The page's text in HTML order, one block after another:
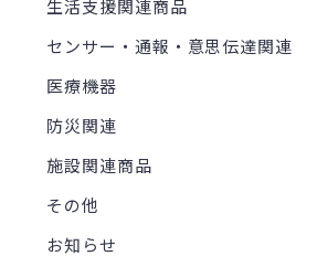
生活支援関連商品
センサー・通報・意思伝達関連
医療機器
防災関連
施設関連商品
その他
お知らせ